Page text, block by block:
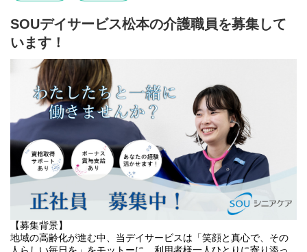
アを提供します。
■ リハビリテーションの補助
います。
■ ご家族への支援・相談対応
介助方法の説明や心理的サポート、相談対応を行います。
■ 多職種との連携
ケアマネジャー、医師などと連携し、包括的な在宅ケアを提供し
ます。
サービス担当者会議にも参加していただきます。
【求める人物像】
当ステーションでは、ストレスやハラスメントのない、あたたか
い職場づくりを大切にしています。
そのため、明るく元気で協調性のある方を歓迎します。
■ 以下のような方に向いています
こうした目的から人員体制の強化を進めています。
私たちと一緒に、高齢者の方々の笑顔あふれる毎日を創りません
【役割】
あなたには、デイサービスでの送迎業務をお任せします。
・ 利用者様の送迎業務（運転）
先輩スタッフが丁寧に指導いたしますのでご安心ください。
SOUデイサービス松本の介護職員を募集して
います！
【募集背景】
地域の高齢化が進む中、当デイサービスは「笑顔と真心で、その